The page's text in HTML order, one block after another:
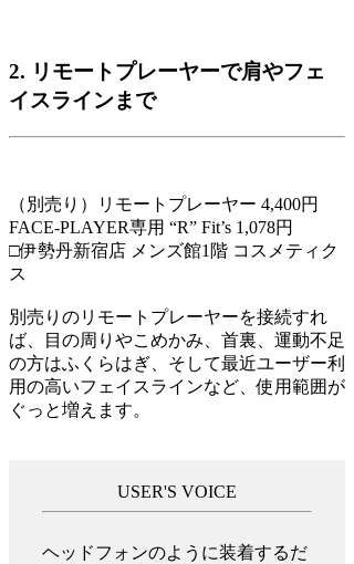
2. リモートプレーヤーで肩やフェ
イスラインまで
（別売り）リモートプレーヤー 4,400円
FACE-PLAYER専用 “R” Fit’s 1,078円
□伊勢丹新宿店 メンズ館1階 コスメティク
ス
別売りのリモートプレーヤーを接続すれ
ば、目の周りやこめかみ、首裏、運動不足
の方はふくらはぎ、そして最近ユーザー利
用の高いフェイスラインなど、使用範囲が
ぐっと増えます。
USER'S VOICE
ヘッドフォンのように装着するだ